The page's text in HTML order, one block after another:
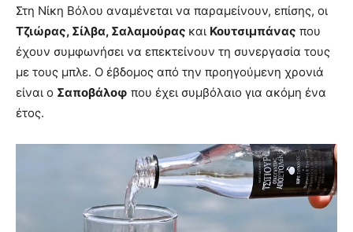
Στη Νίκη Βόλου αναμένεται να παραμείνουν, επίσης, οι
Τζιώρας, Σίλβα, Σαλαμούρας και Κουτσιμπάνας που
έχουν συμφωνήσει να επεκτείνουν τη συνεργασία τους
με τους μπλε. Ο έβδομος από την προηγούμενη χρονιά
είναι ο Σαποβάλοφ που έχει συμβόλαιο για ακόμη ένα
έτος.